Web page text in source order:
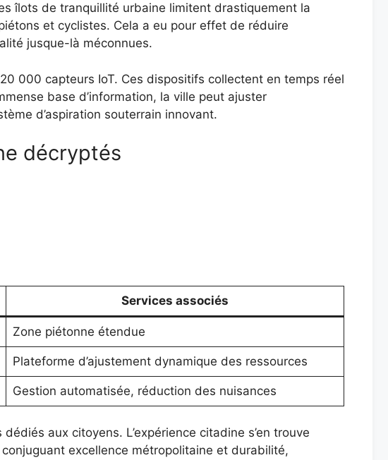
îlots de tranquillité urbaine limitent drastiquement la
et cyclistes. Cela a eu pour effet de réduire
jusque-là méconnues.
000 capteurs IoT. Ces dispositifs collectent en temps réel
base d’information, la ville peut ajuster
d’aspiration souterrain innovant.
décryptés
Services associés
Zone piétonne étendue
Plateforme d’ajustement dynamique des ressources
Gestion automatisée, réduction des nuisances
aux citoyens. L’expérience citadine s’en trouve
excellence métropolitaine et durabilité,